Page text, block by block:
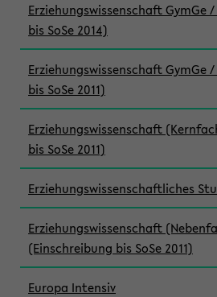
Erziehungswissenschaft GymGe
bis SoSe 2014)
Erziehungswissenschaft GymGe
bis SoSe 2011)
Erziehungswissenschaft
bis SoSe 2011)
Erziehungswissenschaftliches
Erziehungswissenschaft
(Einschreibung bis SoSe 2011)
Europa Intensiv